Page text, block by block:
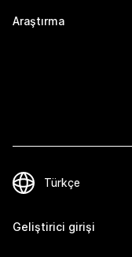
Araştırma
Geliştirici girişi